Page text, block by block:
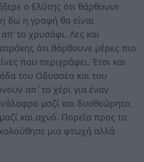
ο Ελύτης ότι θάρθουνε
δω η γραφή θα είναι
το χρυσάφι. Λες και
ότι θάρθουνε μέρες πιο
που περιγράφει. Έτσι και
του Οδυσσέα και του
απ΄το χέρι για έναν
μαζί και δυσθεώρητο.
και αχνό. Πορεία προς το
μια φτωχή αλλά